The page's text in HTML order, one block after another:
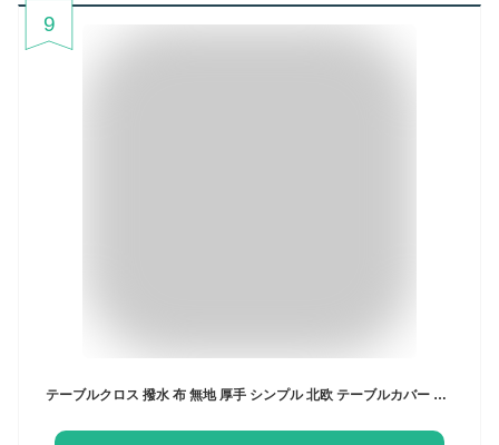
9
テーブルクロス 撥水 布 無地 厚手 シンプル 北欧 テーブルカバー 食卓カバー おしゃれ 布製 ポリエステル 洗える ダイニング 2人掛け 4人掛け 6人掛け対応 正方形 長方形 滑り止め 汚れ防止 防水 丸洗いOK モダン インテリア 来客対応 季節